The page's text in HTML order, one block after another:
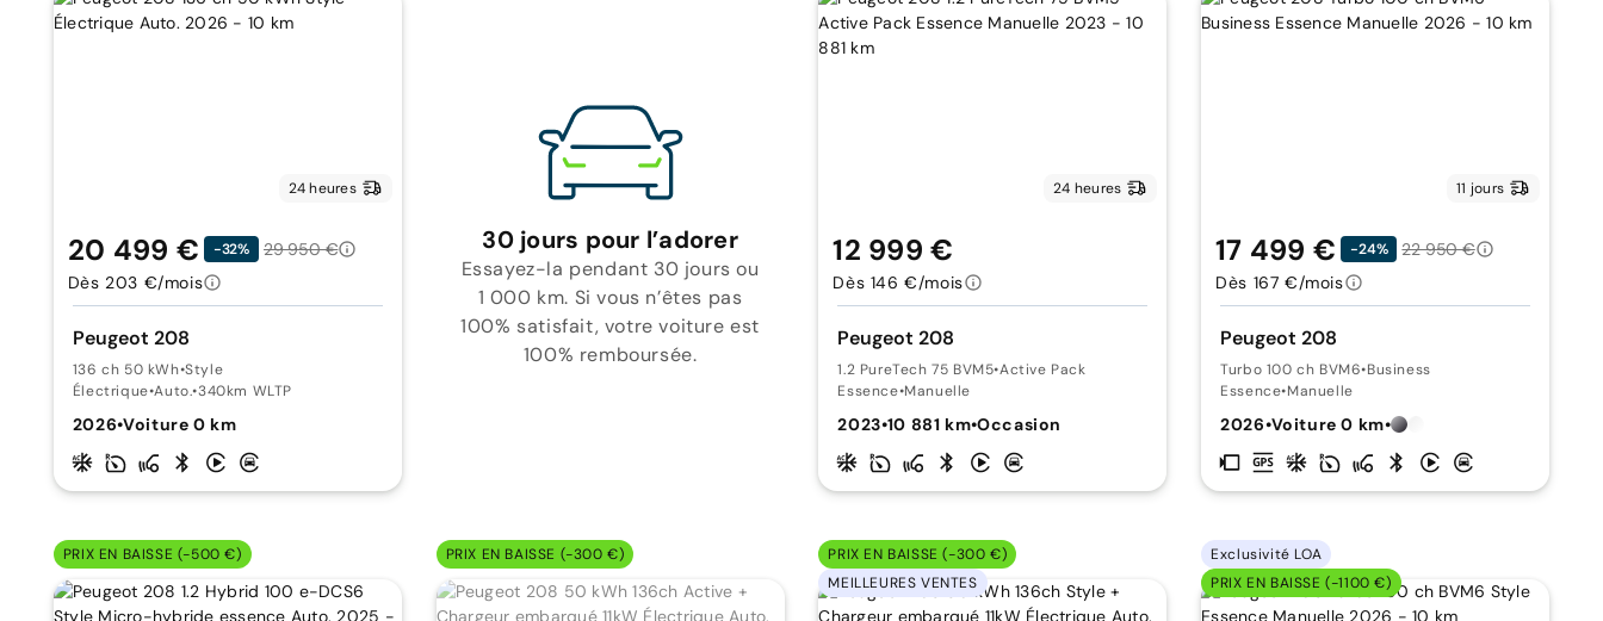
24 heures
Peugeot 208
136 ch 50 kWh•Style
Électrique•Auto.•340km WLTP
2026•Voiture 0 km
20 499 € -32%
29 950 €
Dès 203 €/mois
30 jours pour l’adorer
Essayez-la pendant 30 jours ou
1 000 km. Si vous n’êtes pas
100% satisfait, votre voiture est
100% remboursée.
24 heures
Peugeot 208
1.2 PureTech 75 BVM5•Active Pack
Essence•Manuelle
2023•10 881 km•Occasion
12 999 €
Dès 146 €/mois
11 jours
Peugeot 208
Turbo 100 ch BVM6•Business
Essence•Manuelle
2026•Voiture 0 km•
17 499 € -24%
22 950 €
Dès 167 €/mois
PRIX EN BAISSE (-500 €) PRIX EN BAISSE (-300 €)
PRIX EN BAISSE (-300 €)
MEILLEURES VENTES
Exclusivité LOA
PRIX EN BAISSE (-1100 €)